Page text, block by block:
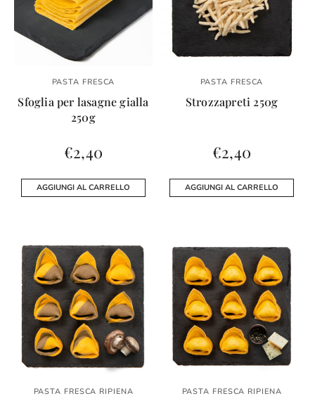
PASTA FRESCA
Sfoglia per lasagne gialla
250g
€2,40
AGGIUNGI AL CARRELLO
PASTA FRESCA
Strozzapreti 250g
€2,40
AGGIUNGI AL CARRELLO
PASTA FRESCA RIPIENA PASTA FRESCA RIPIENA